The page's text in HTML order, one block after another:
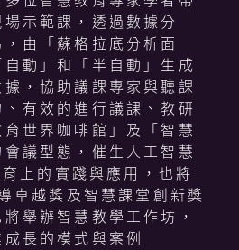
示範課，透過數據分
由「蘇格拉底分析面
動」和「半自動」生成
，協助議課專家與聽課
有效的進行議課、教研
世界咖啡館」及「智慧
議型態，催生人工智慧
上的實踐與應用，也將
卓越獎及智慧課堂創新獎
舉辦智慧教學工作坊，
長的模式與案例